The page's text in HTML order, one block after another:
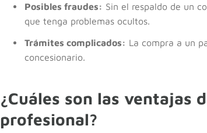
Posibles fraudes: Sin el respaldo de un
que tenga problemas ocultos.
Trámites complicados: La compra a un
concesionario.
¿Cuáles son las ventajas
profesional?